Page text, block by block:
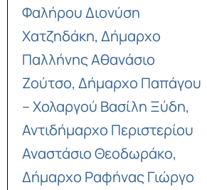
Φαλήρου Διονύση
Χατζηδάκη, Δήμαρχο
Παλλήνης Αθανάσιο
Ζούτσο, Δήμαρχο Παπάγου
– Χολαργού Βασίλη Ξύδη,
Αντιδήμαρχο Περιστερίου
Αναστάσιο Θεοδωράκο,
Δήμαρχο Ραφήνας Γιώργο